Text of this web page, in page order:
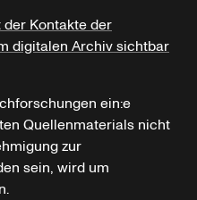
Kontakte der
digitalen Archiv sichtbar
ein:e
Quellenmaterials nicht
zur
sein, wird um